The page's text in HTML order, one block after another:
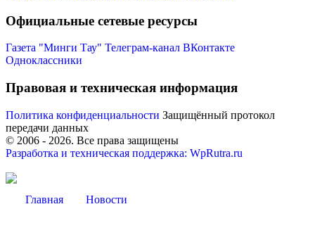
Официальные сетевые ресурсы
Газета "Минги Тау" Телеграм-канал ВКонтакте
Одноклассники
Правовая и техническая информация
Политика конфиденциальности Защищённый протокол
передачи данных
© 2006 - 2026. Все права защищены
Разработка и техническая поддержка: WpRutra.ru
Главная Новости